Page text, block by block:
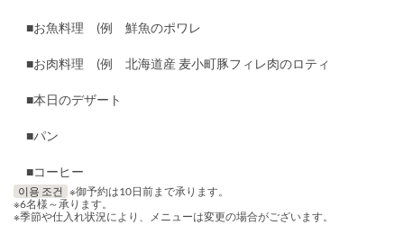
■お魚料理 (例 鮮魚のポワレ
■お肉料理 (例 北海道産 麦小町豚フィレ肉のロティ
■本日のデザート
■パン
■コーヒー
이용 조건 ※御予約は10日前まで承ります。
※6名様～承ります。
※季節や仕入れ状況により、メニューは変更の場合がございます。